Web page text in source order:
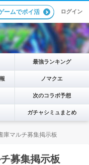
ームでポイ活 ログイン
最強ランキング
ノマクエ
次のコラボ予想
ガチャシミュまとめ
庫マルチ募集掲示板
募集掲示板